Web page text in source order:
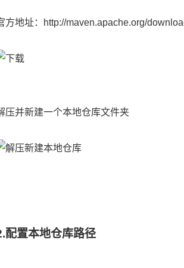
方地址： http://maven.apache.org/
压并新建一个本地仓库文件夹
配置本地仓库路径